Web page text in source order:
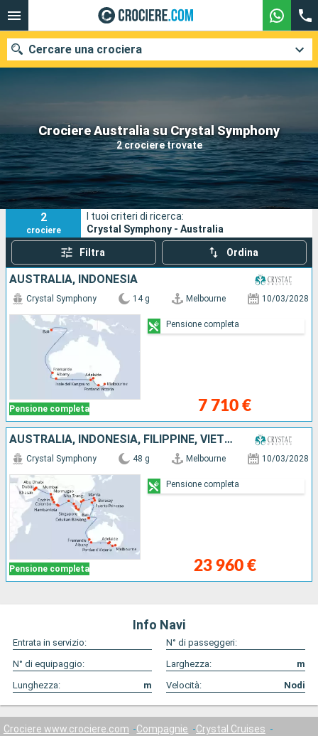
Crociere Australia su Crystal Symphony
2 crociere trovate
Cercare una crociera
Le nostre destinazioni
Mesi di partenza
Porti Compagnie
Ricerca
2
crociere
I tuoi criteri di ricerca:
Crystal Symphony - Australia
Filtra Ordina
AUSTRALIA, INDONESIA
Pensione completa
Crystal Symphony 14 g Melbourne 10/03/2028
7 710 €
Pensione completa
AUSTRALIA, INDONESIA, FILIPPINE, VIETNAM, SINGAPORE, MALESIA, THAILANDIA, SRI LANKA, INDIA, OMAN, EMIRATI ARABI UNITI
Pensione completa
Crystal Symphony 48 g Melbourne 10/03/2028
23 960 €
Pensione completa
Info Navi
Entrata in servizio:
N° di passeggeri:
N° di equipaggio:
Larghezza:
m
Lunghezza:
m Velocità: Nodi
Crociere www.crociere.com Compagnie
Crystal Cruises